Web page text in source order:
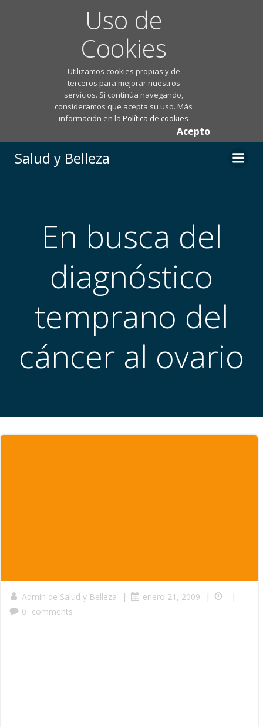
Uso de
Cookies
Utilizamos cookies propias y de
terceros para mejorar nuestros
servicios. Si continúa navegando,
consideramos que acepta su uso. Más
información en laPolítica de cookies
Acepto
Salud y Belleza
En busca del
diagnóstico
temprano del
cáncer al ovario
Admin de Salud y Belleza | enero 21, 2009 | |
0 comments